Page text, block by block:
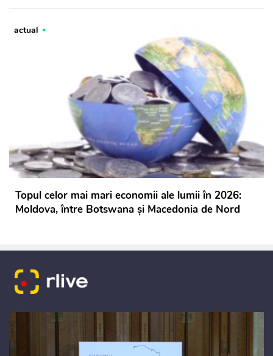
actual
Topul celor mai mari economii ale lumii în 2026:
Moldova, între Botswana și Macedonia de Nord